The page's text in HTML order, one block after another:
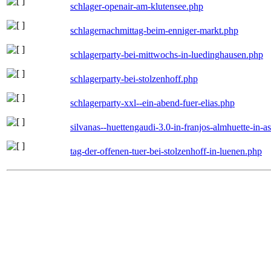
schlager-openair-am-klutensee.php
schlagernachmittag-beim-enniger-markt.php
schlagerparty-bei-mittwochs-in-luedinghausen.php
schlagerparty-bei-stolzenhoff.php
schlagerparty-xxl--ein-abend-fuer-elias.php
silvanas--huettengaudi-3.0-in-franjos-almhuette-in-
tag-der-offenen-tuer-bei-stolzenhoff-in-luenen.php